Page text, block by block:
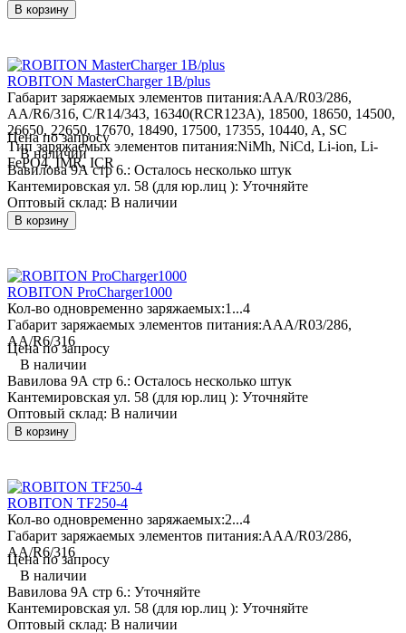
В корзину
ROBITON MasterCharger 1B/plus
Габарит заряжаемых элементов питания:AAA/R03/286,
AA/R6/316, C/R14/343, 16340(RCR123A), 18500, 18650, 14500,
26650, 22650, 17670, 18490, 17500, 17355, 10440, A, SC
Тип заряжаемых элементов питания:NiMh, NiCd, Li-ion, Li-
FePO4, IMR, ICR
Цена по запросу
В наличии
Вавилова 9А стр 6.: Осталось несколько штук
Кантемировская ул. 58 (для юр.лиц ): Уточняйте
Оптовый склад: В наличии
В корзину
ROBITON ProCharger1000
Кол-во одновременно заряжаемых:1...4
Габарит заряжаемых элементов питания:AAA/R03/286,
AA/R6/316
Цена по запросу
В наличии
Вавилова 9А стр 6.: Осталось несколько штук
Кантемировская ул. 58 (для юр.лиц ): Уточняйте
Оптовый склад: В наличии
В корзину
ROBITON TF250-4
Кол-во одновременно заряжаемых:2...4
Габарит заряжаемых элементов питания:AAA/R03/286,
AA/R6/316
Цена по запросу
В наличии
Вавилова 9А стр 6.: Уточняйте
Кантемировская ул. 58 (для юр.лиц ): Уточняйте
Оптовый склад: В наличии